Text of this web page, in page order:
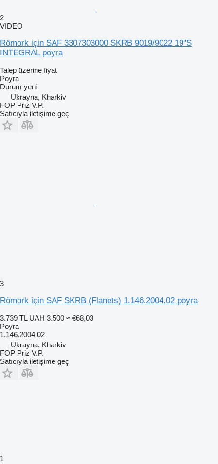
2
VIDEO
Römork için SAF 3307303000 SKRB 9019/9022 19''Ѕ
INTEGRAL poyra
Talep üzerine fiyat
Poyra
Durum yeni
Ukrayna, Kharkiv
FOP Priz V.P.
Satıcıyla iletişime geç
3
Römork için SAF SKRB (Flanets) 1.146.2004.02 poyra
3.739 TL UAH 3.500 ≈ €68,03
Poyra
1.146.2004.02
Ukrayna, Kharkiv
FOP Priz V.P.
Satıcıyla iletişime geç
1